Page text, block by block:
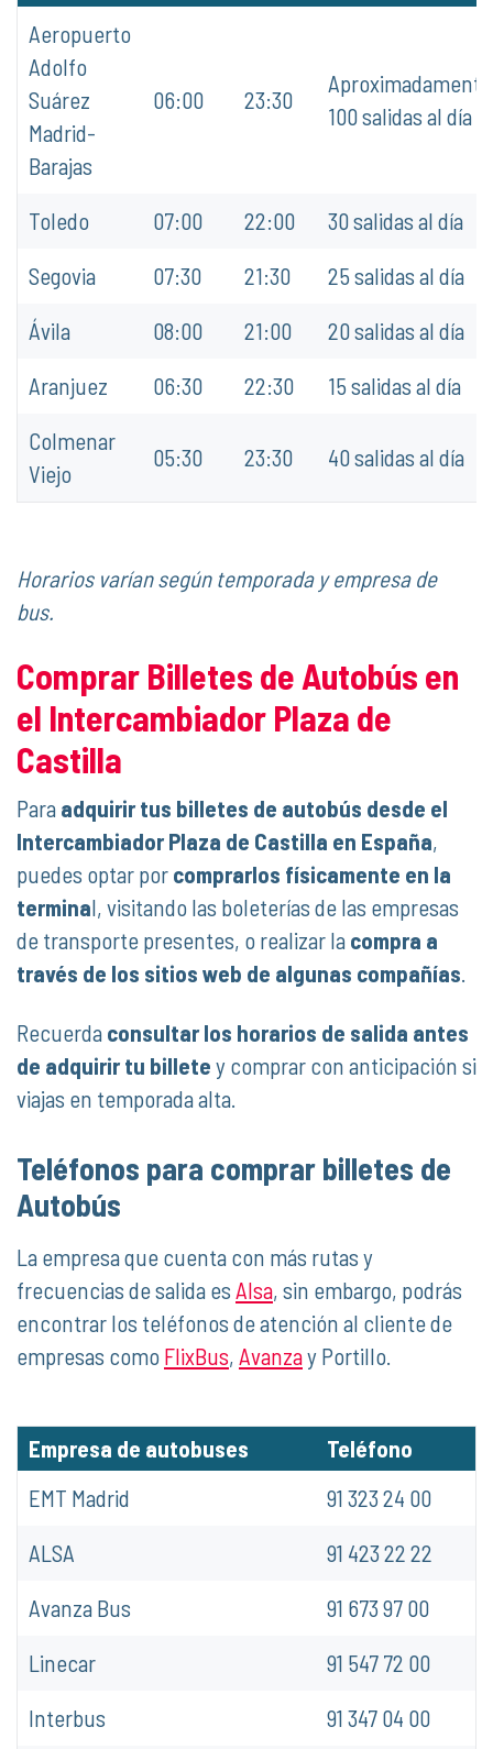
Aeropuerto
Adolfo
Suárez
Madrid-
Barajas
06:00 23:30
Aproximadamente
100 salidas al día
Toledo 07:00 22:00
30 salidas al día
Segovia
07:30 21:30
25 salidas al día
Ávila
08:00 21:00
20 salidas al día
Aranjuez
06:30 22:30
15 salidas al día
Colmenar
Viejo
05:30 23:30 40 salidas al día
Horarios varían según temporada y empresa de
bus.
Comprar Billetes de Autobús en
el Intercambiador Plaza de
Castilla
Para adquirir tus billetes de autobús desde el
Intercambiador Plaza de Castilla en España,
puedes optar por comprarlos físicamente en la
terminal, visitando las boleterías de las empresas
de transporte presentes, o realizar la compra a
través de los sitios web de algunas compañías
Recuerda consultar los horarios de salida antes
de adquirir tu billete y comprar con anticipación si
viajas en temporada alta.
Teléfonos para comprar billetes de
Autobús
La empresa que cuenta con más rutas y
frecuencias de salida es Alsa, sin embargo, podrás
encontrar los teléfonos de atención al cliente de
empresas como FlixBus, Avanzay Portillo.
Empresa de autobuses
Teléfono
EMT Madrid
91 323 24 00
ALSA
91 423 22 22
Avanza Bus
91 673 97 00
Linecar
91 547 72 00
Interbus
91 347 04 00